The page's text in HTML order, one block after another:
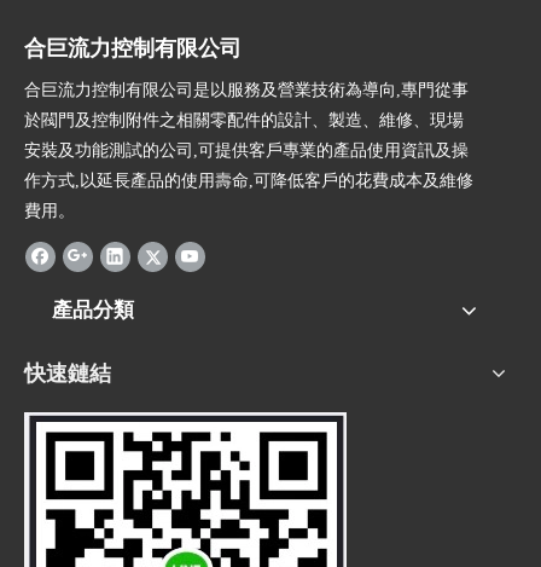
合巨流力控制有限公司
合巨流力控制有限公司是以服務及營業技術為導向,專門從事
於閥門及控制附件之相關零配件的設計、製造、維修、現場
安裝及功能測試的公司,可提供客戶專業的產品使用資訊及操
作方式,以延長產品的使用壽命,可降低客戶的花費成本及維修
費用。
產品分類
快速鏈結